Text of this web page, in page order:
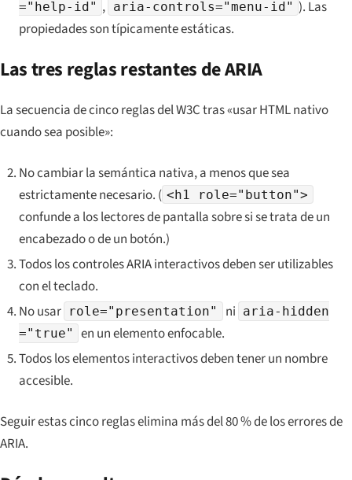
="help-id" , aria-controls="menu-id" ). Las
propiedades son típicamente estáticas.
Las tres reglas restantes de ARIA
La secuencia de cinco reglas del W3C tras «usar HTML nativo
cuando sea posible»:
No cambiar la semántica nativa, a menos que sea
estrictamente necesario. ( <h1 role="button">
confunde a los lectores de pantalla sobre si se trata de un
encabezado o de un botón.)
Todos los controles ARIA interactivos deben ser utilizables
con el teclado.
No usar role="presentation" ni aria-hidden
="true"
en un elemento enfocable.
Todos los elementos interactivos deben tener un nombre
accesible.
Seguir estas cinco reglas elimina más del 80 % de los errores de
ARIA.